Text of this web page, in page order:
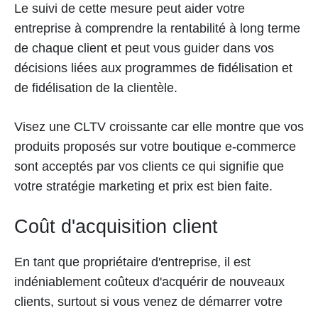
Le suivi de cette mesure peut aider votre
entreprise à comprendre la rentabilité à long terme
de chaque client et peut vous guider dans vos
décisions liées aux programmes de fidélisation et
de fidélisation de la clientèle.
Visez une CLTV croissante car elle montre que vos
produits proposés sur votre boutique e-commerce
sont acceptés par vos clients ce qui signifie que
votre stratégie marketing et prix est bien faite.
Coût d'acquisition client
En tant que propriétaire d'entreprise, il est
indéniablement coûteux d'acquérir de nouveaux
clients, surtout si vous venez de démarrer votre